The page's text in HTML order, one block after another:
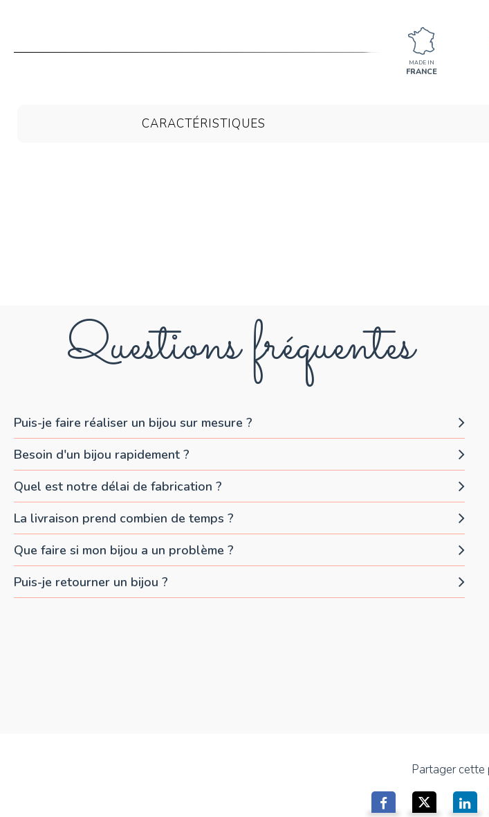
MADE IN
FRANCE
CARACTÉRISTIQUES
Questions fréquentes
Puis-je faire réaliser un bijou sur mesure ?
Besoin d'un bijou rapidement ?
Quel est notre délai de fabrication ?
La livraison prend combien de temps ?
Que faire si mon bijou a un problème ?
Puis-je retourner un bijou ?
Partager cette